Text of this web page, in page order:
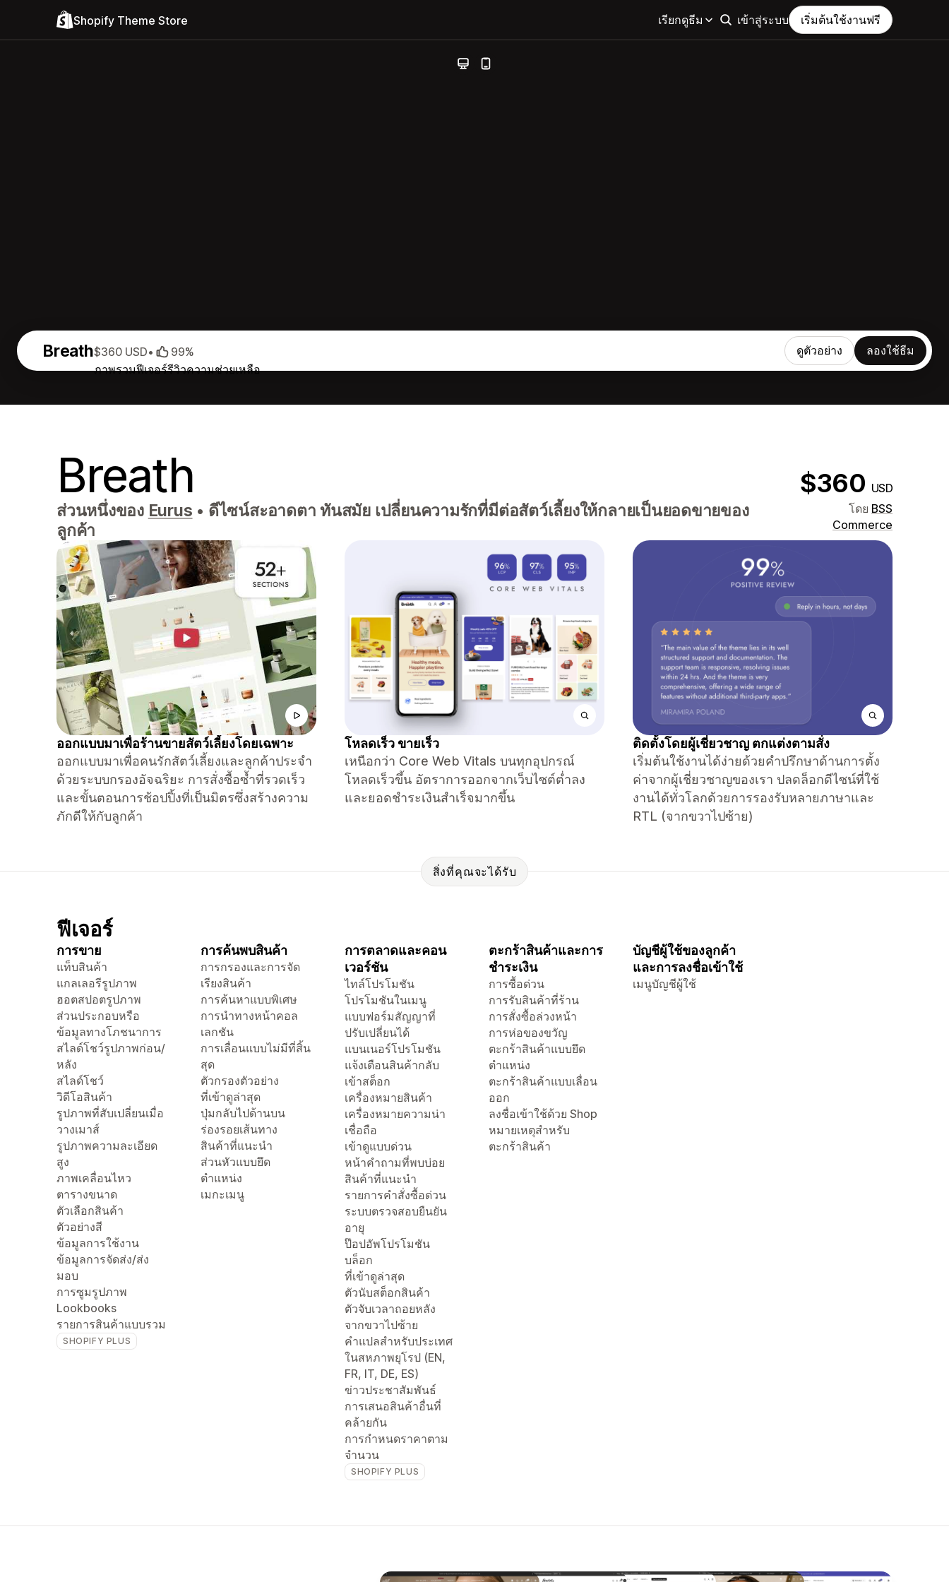
Shopify Theme Store เรียกดูธีม เข้าสู่ระบบ เริ่มต้นใช้งานฟรี
Breath
ภาพรวมฟีเจอร์รีวิวความช่วยเหลือ
$360 USD• 99% ดูตัวอย่าง ลองใช้ธีม
Breath $360 USD
ส่วนหนึ่งของ Eurus • ดีไซน์สะอาดตา ทันสมัย ​​เปลี่ยนความรักที่มีต่อสัตว์เลี้ยงให้กลายเป็นยอดขายของ
ลูกค้า
โดย BSS
Commerce
ออกแบบมาเพื่อร้านขายสัตว์เลี้ยงโดยเฉพาะ
ออกแบบมาเพื่อคนรักสัตว์เลี้ยงและลูกค้าประจำ
ด้วยระบบกรองอัจฉริยะ การสั่งซื้อซ้ำที่รวดเร็ว
และขั้นตอนการช้อปปิ้งที่เป็นมิตรซึ่งสร้างความ
ภักดีให้กับลูกค้า
โหลดเร็ว ขายเร็ว
เหนือกว่า Core Web Vitals บนทุกอุปกรณ์
โหลดเร็วขึ้น อัตราการออกจากเว็บไซต์ต่ำลง
และยอดชำระเงินสำเร็จมากขึ้น
ติดตั้งโดยผู้เชี่ยวชาญ ตกแต่งตามสั่ง
เริ่มต้นใช้งานได้ง่ายด้วยคำปรึกษาด้านการตั้ง
ค่าจากผู้เชี่ยวชาญของเรา ปลดล็อกดีไซน์ที่ใช้
งานได้ทั่วโลกด้วยการรองรับหลายภาษาและ
RTL (จากขวาไปซ้าย)
สิ่งที่คุณจะได้รับ
ฟีเจอร์
การขาย
แท็บสินค้า
แกลเลอรีรูปภาพ
ฮอตสปอตรูปภาพ
ส่วนประกอบหรือ
ข้อมูลทางโภชนาการ
สไลด์โชว์รูปภาพก่อน/
หลัง
สไลด์โชว์
วิดีโอสินค้า
รูปภาพที่สับเปลี่ยนเมื่อ
วางเมาส์
รูปภาพความละเอียด
สูง
ภาพเคลื่อนไหว
ตารางขนาด
ตัวเลือกสินค้า
ตัวอย่างสี
ข้อมูลการใช้งาน
ข้อมูลการจัดส่ง/ส่ง
มอบ
การซูมรูปภาพ
Lookbooks
รายการสินค้าแบบรวม
SHOPIFY PLUS
การค้นพบสินค้า
การกรองและการจัด
เรียงสินค้า
การค้นหาแบบพิเศษ
การนำทางหน้าคอล
เลกชัน
การเลื่อนแบบไม่มีที่สิ้น
สุด
ตัวกรองตัวอย่าง
ที่เข้าดูล่าสุด
ปุ่มกลับไปด้านบน
ร่องรอยเส้นทาง
สินค้าที่แนะนำ
ส่วนหัวแบบยึด
ตำแหน่ง
เมกะเมนู
การตลาดและคอน
เวอร์ชัน
ไทล์โปรโมชัน
โปรโมชันในเมนู
แบบฟอร์มสัญญาที่
ปรับเปลี่ยนได้
แบนเนอร์โปรโมชัน
แจ้งเตือนสินค้ากลับ
เข้าสต็อก
เครื่องหมายสินค้า
เครื่องหมายความน่า
เชื่อถือ
เข้าดูแบบด่วน
หน้าคำถามที่พบบ่อย
สินค้าที่แนะนำ
รายการคำสั่งซื้อด่วน
ระบบตรวจสอบยืนยัน
อายุ
ป๊อปอัพโปรโมชัน
บล็อก
ที่เข้าดูล่าสุด
ตัวนับสต็อกสินค้า
ตัวจับเวลาถอยหลัง
จากขวาไปซ้าย
คำแปลสำหรับประเทศ
ในสหภาพยุโรป (EN,
FR, IT, DE, ES)
ข่าวประชาสัมพันธ์
การเสนอสินค้าอื่นที่
คล้ายกัน
การกำหนดราคาตาม
จำนวน
SHOPIFY PLUS
ตะกร้าสินค้าและการ
ชำระเงิน
การซื้อด่วน
การรับสินค้าที่ร้าน
การสั่งซื้อล่วงหน้า
การห่อของขวัญ
ตะกร้าสินค้าแบบยึด
ตำแหน่ง
ตะกร้าสินค้าแบบเลื่อน
ออก
ลงชื่อเข้าใช้ด้วย Shop
หมายเหตุสำหรับ
ตะกร้าสินค้า
บัญชีผู้ใช้ของลูกค้า
และการลงชื่อเข้าใช้
เมนูบัญชีผู้ใช้